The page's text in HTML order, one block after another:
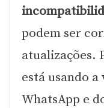
podem ser
atualizações.
está usando
WhatsApp e